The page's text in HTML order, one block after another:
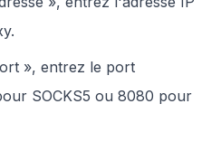
», entrez le port
SOCKS5 ou 8080 pour